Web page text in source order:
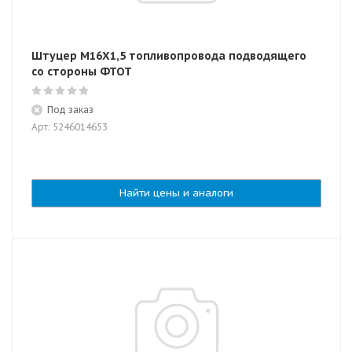
Штуцер M16X1,5 топливопровода подводящего
со стороны ФТОТ
Под заказ
Арт: 5246014653
Найти цены и аналоги